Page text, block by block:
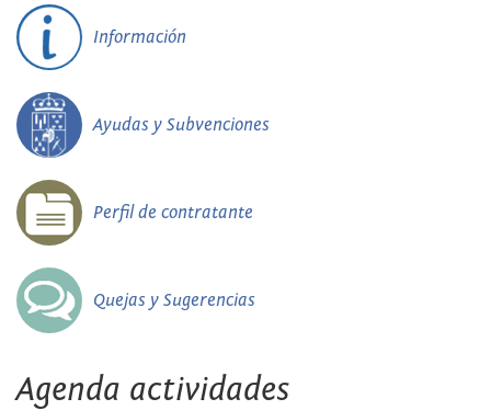
Información
Ayudas y Subvenciones
Perfil de contratante
Quejas y Sugerencias
Agenda actividades